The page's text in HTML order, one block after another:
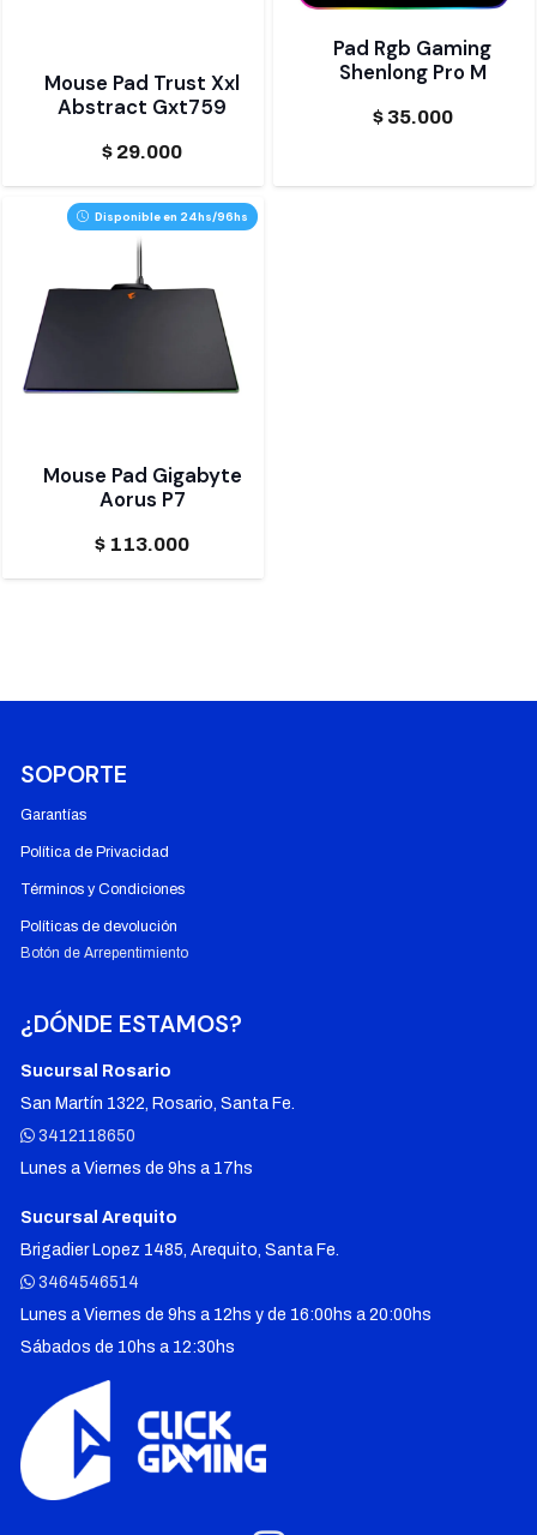
Mouse Pad Trust Xxl
Abstract Gxt759
$ 29.000
Pad Rgb Gaming
Shenlong Pro M
$35.000
Disponible en 24hs/96hs
Mouse Pad Gigabyte
Aorus P7
$ 113.000
SOPORTE
Garantías
Política de Privacidad
Términos y Condiciones
Políticas de devolución
Botón de Arrepentimiento
¿DÓNDE ESTAMOS?
Sucursal Rosario
San Martín 1322, Rosario, Santa Fe.
3412118650
Lunes a Viernes de 9hs a 17hs
Sucursal Arequito
Brigadier Lopez 1485, Arequito, Santa Fe.
3464546514
Lunes a Viernes de 9hs a 12hs y de 16:00hs a 20:00hs
Sábados de 10hs a 12:30hs